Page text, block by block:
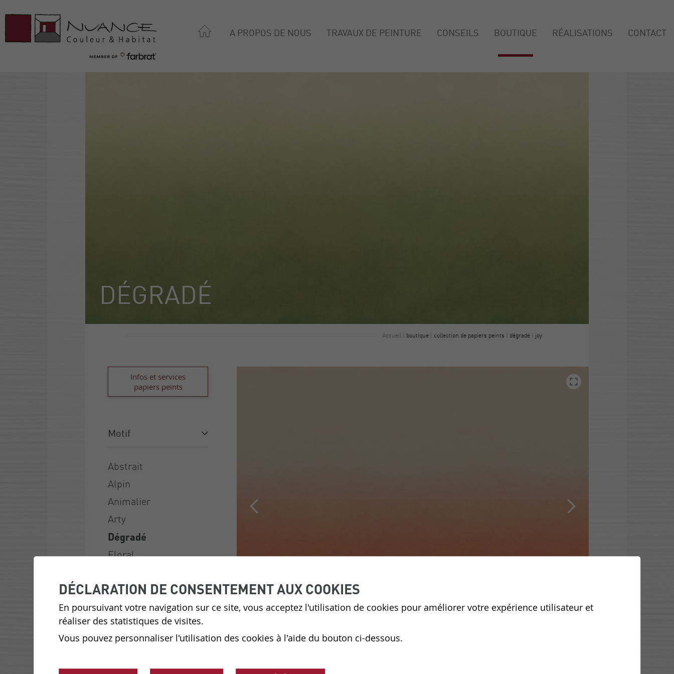
A PROPOS DE NOUS TRAVAUX DE PEINTURE CONSEILS BOUTIQUE RÉALISATIONS CONTACT
DÉGRADÉ
Accueil| boutique| collection de papiers peints dégradé| joy
Infos et services
papiers peints
Motif
Abstrait
Alpin
Animalier
Arty
Dégradé
Floral
Historique
Jungle
Le coin enfants
Noir et blanc
DÉCLARATION DE CONSENTEMENT AUX COOKIES
En poursuivant votre navigation sur ce site, vous acceptez l'utilisation de cookies pour améliorer votre expérience utilisateur et
réaliser des statistiques de visites.
Vous pouvez personnaliser l'utilisation des cookies à l'aide du bouton ci-dessous.